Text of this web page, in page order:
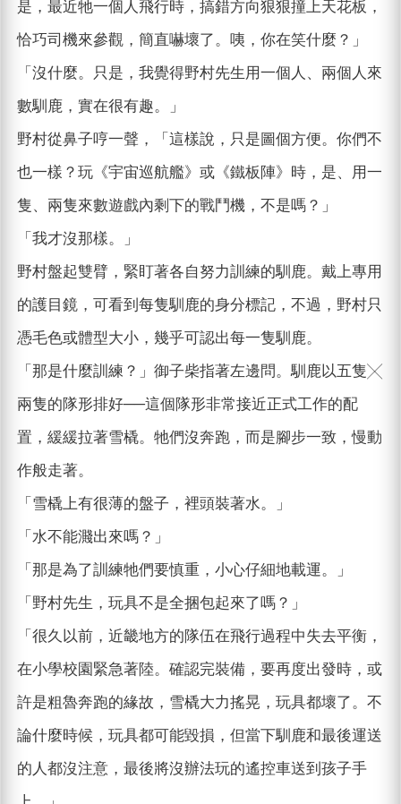
是，最近牠一個人飛行時，搞錯方向狠狠撞上天花板，
恰巧司機來參觀，簡直嚇壞了。咦，你在笑什麼？」
「沒什麼。只是，我覺得野村先生用一個人、兩個人來
數馴鹿，實在很有趣。」
野村從鼻子哼一聲，「這樣說，只是圖個方便。你們不
也一樣？玩《宇宙巡航艦》或《鐵板陣》時，是、用一
隻、兩隻來數遊戲內剩下的戰鬥機，不是嗎？」
「我才沒那樣。」
野村盤起雙臂，緊盯著各自努力訓練的馴鹿。戴上專用
的護目鏡，可看到每隻馴鹿的身分標記，不過，野村只
憑毛色或體型大小，幾乎可認出每一隻馴鹿。
「那是什麼訓練？」御子柴指著左邊問。馴鹿以五隻╳
兩隻的隊形排好──這個隊形非常接近正式工作的配
置，緩緩拉著雪橇。牠們沒奔跑，而是腳步一致，慢動
作般走著。
「雪橇上有很薄的盤子，裡頭裝著水。」
「水不能濺出來嗎？」
「那是為了訓練牠們要慎重，小心仔細地載運。」
「野村先生，玩具不是全捆包起來了嗎？」
「很久以前，近畿地方的隊伍在飛行過程中失去平衡，
在小學校園緊急著陸。確認完裝備，要再度出發時，或
許是粗魯奔跑的緣故，雪橇大力搖晃，玩具都壞了。不
論什麼時候，玩具都可能毀損，但當下馴鹿和最後運送
的人都沒注意，最後將沒辦法玩的遙控車送到孩子手